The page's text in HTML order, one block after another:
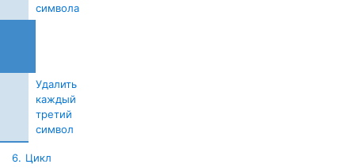
символа
Удалить
каждый
третий
символ
6. Цикл